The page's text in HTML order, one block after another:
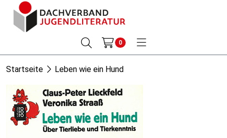
0
Startseite Leben wie ein Hund